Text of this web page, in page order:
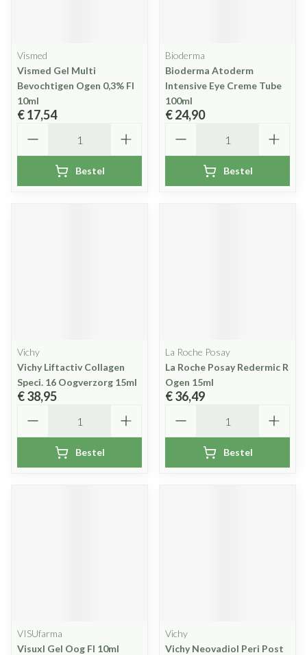
Vismed
Vismed Gel Multi
Bevochtigen Ogen 0,3% Fl
10ml
€ 17,54
Bestel
Bioderma
Bioderma Atoderm
Intensive Eye Creme Tube
100ml
€ 24,90
Bestel
Vichy
Vichy Liftactiv Collagen
Speci. 16 Oogverzorg 15ml
€ 38,95
Bestel
La Roche Posay
La Roche Posay Redermic R
Ogen 15ml
€ 36,49
Bestel
VISUfarma
Visuxl Gel Oog Fl 10ml
Vichy
Vichy Neovadiol Peri Post